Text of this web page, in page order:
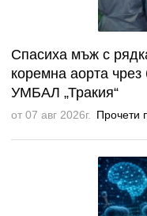
Спасиха мъж с
коремна аорта
УМБАЛ „Тракия“
от 07 авг 2026г. Прочети